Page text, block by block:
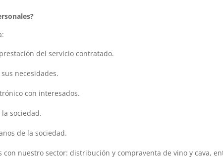
del servicio contratado.
necesidades.
con interesados.
sociedad.
de la sociedad.
nuestro sector: distribución y compraventa de vino y cava,